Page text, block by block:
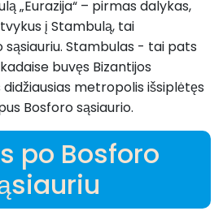
„Eurazija“ – pirmas dalykas,
į Stambulą, tai
Stambulas - tai pats
buvęs Bizantijos
metropolis išsiplėtęs
Bosforo sąsiaurio.
po Bosforo